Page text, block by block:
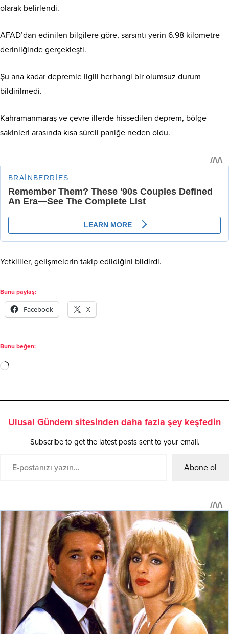
olarak belirlendi.
AFAD’dan edinilen bilgilere göre, sarsıntı yerin 6.98 kilometre
derinliğinde gerçekleşti.
Şu ana kadar depremle ilgili herhangi bir olumsuz durum
bildirilmedi.
Kahramanmaraş ve çevre illerde hissedilen deprem, bölge
sakinleri arasında kısa süreli paniğe neden oldu.
Yetkililer, gelişmelerin takip edildiğini bildirdi.
Bunu paylaş:
Facebook X
Bunu beğen:
Ulusal Gündem sitesinden daha fazla şey keşfedin
Subscribe to get the latest posts sent to your email.
Abone ol